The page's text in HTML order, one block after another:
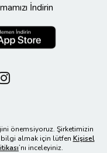
İndirin
önemsiyoruz. Şirketimizin
bilgi almak için lütfen Kişisel
’nı inceleyiniz.